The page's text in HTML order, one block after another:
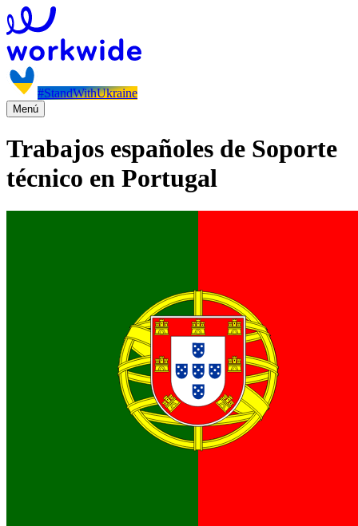
#StandWithUkraine
Menú
Trabajos españoles de Soporte
técnico en Portugal